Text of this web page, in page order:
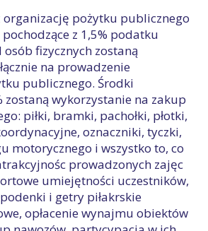
organizację pożytku publicznego
z 1,5% podatku
fizycznych zostaną
na prowadzenie
publicznego. Środki
zostaną wykorzystanie na zakup
piłki, bramki, pachołki, płotki,
oznaczniki, tyczki,
motorycznego i wszystko to, co
prowadzonych zajęc
umiejętności uczestników,
i getry piłakrskie
opłacenie wynajmu obiektów